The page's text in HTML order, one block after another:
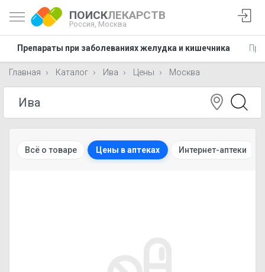
ПОИСКЛЕКАРСТВ
Россия, Москва
Препараты при заболеваниях желудка и кишечника
Главная Каталог Ива Цены Москва
Всё о товаре Цены в аптеках Интернет-аптеки